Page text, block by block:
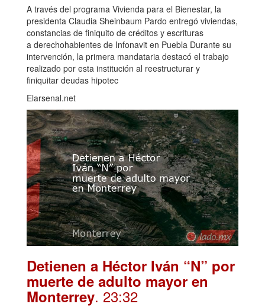
A través del programa Vivienda para el Bienestar, la
presidenta Claudia Sheinbaum Pardo entregó viviendas,
constancias de finiquito de créditos y escrituras
a derechohabientes de Infonavit en Puebla Durante su
intervención, la primera mandataria destacó el trabajo
realizado por esta institución al reestructurar y
finiquitar deudas hipotec
Elarsenal.net
Detienen a Héctor Iván “N” por
muerte de adulto mayor en
Monterrey. 23:32